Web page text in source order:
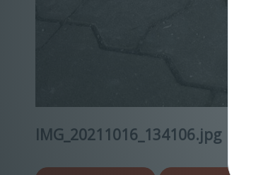
IMG_20211016_134106.jpg